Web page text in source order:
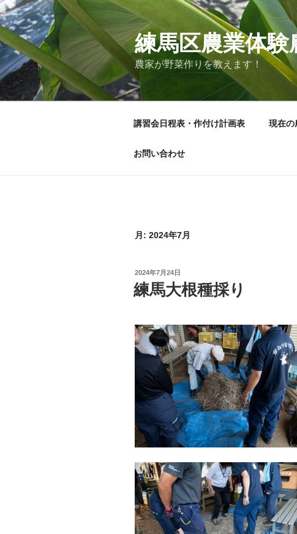
コ
ン
テ
ツ
へ
ス
練馬区農業体
農家が野菜作りを教えます！
講習会日程表・作付け計画表 現在の
お問い合わせ
月: 2024年7月
投
稿
日:
2024年7月24日
練馬大根種採り